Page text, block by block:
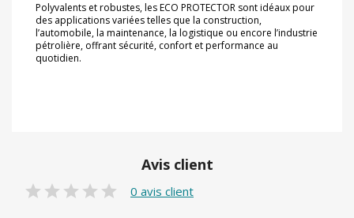
Polyvalents et robustes, les ECO PROTECTOR sont idéaux pour
des applications variées telles que la construction,
l’automobile, la maintenance, la logistique ou encore l’industrie
pétrolière, offrant sécurité, confort et performance au
quotidien.
Avis client
0 avis client